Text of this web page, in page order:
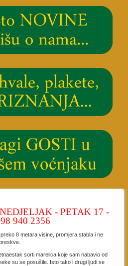
- PETAK 17 -
940 2356
8 metara visine, promjera stabla i ne
sorti marelica koje sam nabavio od
su se posušile. Isto tako i drugi ljudi se